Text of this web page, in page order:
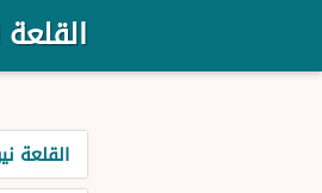
القلعة
القلعة